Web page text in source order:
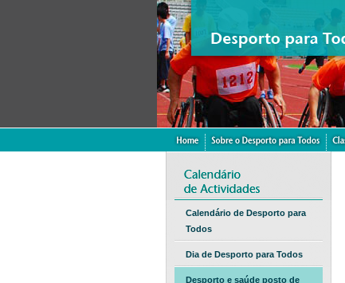
Calendário de Desporto para
Todos
Dia de Desporto para Todos
Desporto e saúde posto de